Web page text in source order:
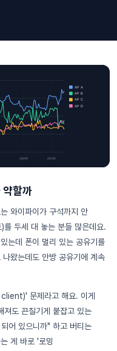
약할까
와이파이가 구석까지 안
를 두세 대 놓는 분들 많은데요.
는데 폰이 멀리 있는 공유기를
왔는데도 안방 공유기에 계속
문제라고 해요. 이게
져도 끈질기게 붙잡고 있는
어 있으니까" 하고 버티는
게 바로 '로밍